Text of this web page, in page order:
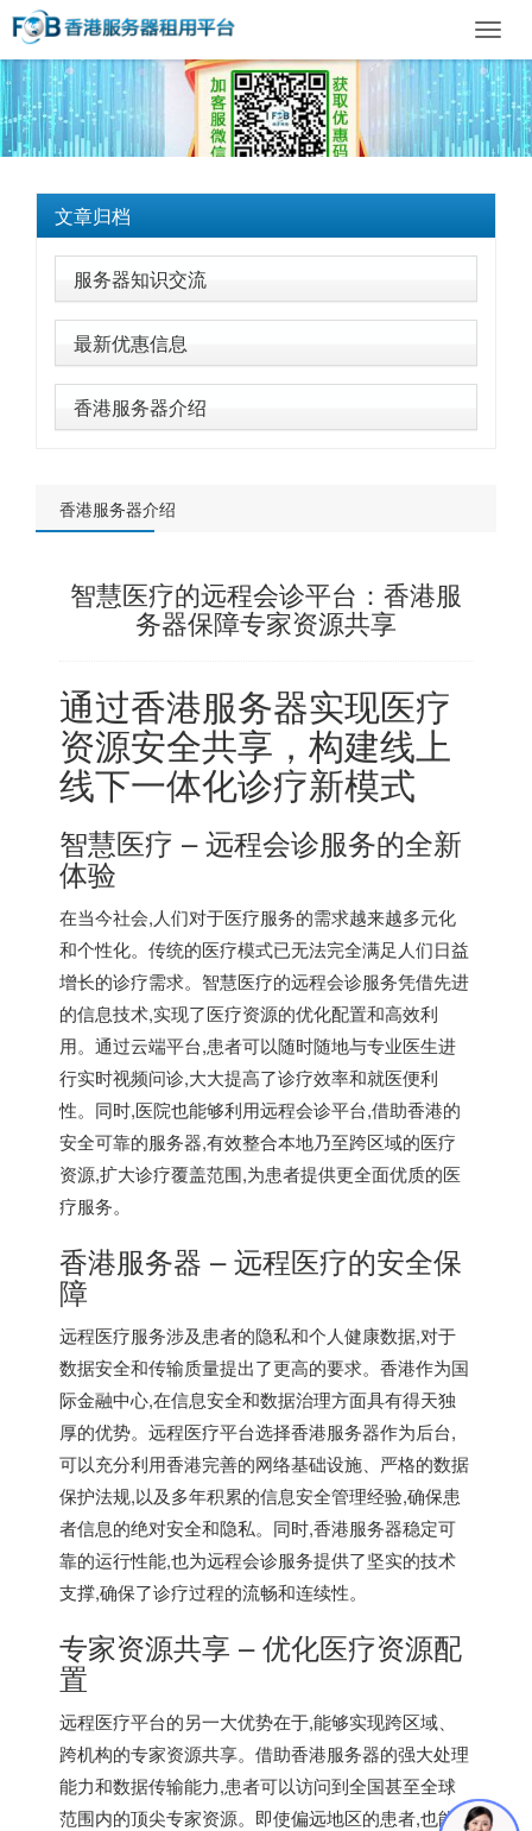
文章归档
服务器知识交流
最新优惠信息
香港服务器介绍
香港服务器介绍
智慧医疗的远程会诊平台：香港服
务器保障专家资源共享
通过香港服务器实现医疗
资源安全共享，构建线上
线下一体化诊疗新模式
智慧医疗 – 远程会诊服务的全新
体验
在当今社会,人们对于医疗服务的需求越来越多元化
和个性化。传统的医疗模式已无法完全满足人们日益
增长的诊疗需求。智慧医疗的远程会诊服务凭借先进
的信息技术,实现了医疗资源的优化配置和高效利
用。通过云端平台,患者可以随时随地与专业医生进
行实时视频问诊,大大提高了诊疗效率和就医便利
性。同时,医院也能够利用远程会诊平台,借助香港的
安全可靠的服务器,有效整合本地乃至跨区域的医疗
资源,扩大诊疗覆盖范围,为患者提供更全面优质的医
疗服务。
香港服务器 – 远程医疗的安全保
障
远程医疗服务涉及患者的隐私和个人健康数据,对于
数据安全和传输质量提出了更高的要求。香港作为国
际金融中心,在信息安全和数据治理方面具有得天独
厚的优势。远程医疗平台选择香港服务器作为后台,
可以充分利用香港完善的网络基础设施、严格的数据
保护法规,以及多年积累的信息安全管理经验,确保患
者信息的绝对安全和隐私。同时,香港服务器稳定可
靠的运行性能,也为远程会诊服务提供了坚实的技术
支撑,确保了诊疗过程的流畅和连续性。
专家资源共享 – 优化医疗资源配
置
远程医疗平台的另一大优势在于,能够实现跨区域、
跨机构的专家资源共享。借助香港服务器的强大处理
能力和数据传输能力,患者可以访问到全国甚至全球
范围内的顶尖专家资源。即使偏远地区的患者,也能